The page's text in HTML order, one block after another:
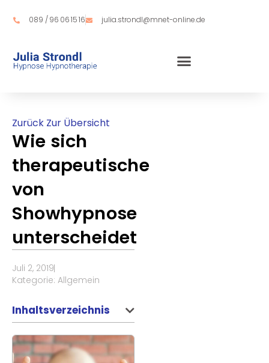
Inhalt
089 / 96 06 15 16 julia.strondl@mnet-online.de
Zurück Zur Übersicht
Wie sich
therapeutische
von
Showhypnose
unterscheidet
Juli 2, 2019
Kategorie: Allgemein
Inhaltsverzeichnis